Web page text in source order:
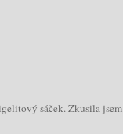
sáček. Zkusila jsem